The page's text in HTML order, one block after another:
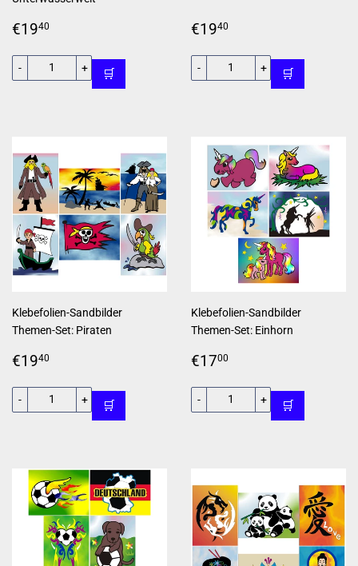
Normaler
€1940
+
- 🛒
Normaler
€1940
+
- 🛒
Klebefolien-Sandbilder
Themen-Set: Piraten
Normaler
€1940
+
- 🛒
Klebefolien-Sandbilder
Themen-Set: Einhorn
Normaler
€1700
+
- 🛒